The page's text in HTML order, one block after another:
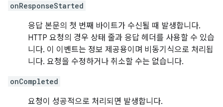
onResponseStarted
응답 본문의 첫 번째 바이트가 수신될 때 발생합니다.
HTTP 요청의 경우 상태 줄과 응답 헤더를 사용할 수 있습
니다. 이 이벤트는 정보 제공용이며 비동기식으로 처리됩
니다. 요청을 수정하거나 취소할 수는 없습니다.
onCompleted
요청이 성공적으로 처리되면 발생합니다.